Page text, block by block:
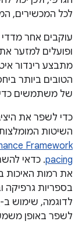
לכל המכשירים,
עוקבים אחר מדדי
ופועלים למזער
מתבצע רינדור
הטובים ביותר
של משתמשים כדי
כדי לשפר את
השיטות
Framework
pacing. כדאי
את רמות האיכות
בספריות גרפיקה
לדוגמה, שימוש ב-
לשפר באופן